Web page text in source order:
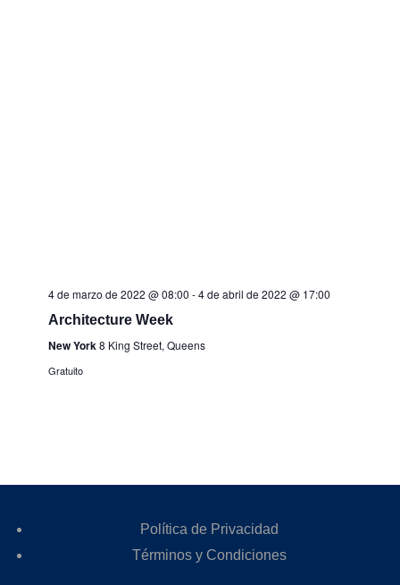
4 de marzo de 2022 @ 08:00 -4 de abril de 2022 @ 17:00
Architecture Week
New York8 King Street, Queens
Gratuito
Política de Privacidad
Términos y Condiciones